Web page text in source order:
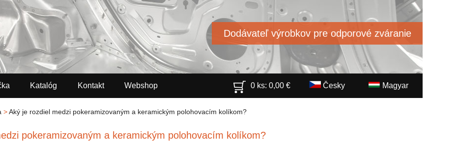
Dodávateľ výrobkov pre odporové zváranie
Katalóg Kontakt Webshop Magyar
Česky
0 ks:0,00€
>Aký je rozdiel medzi pokeramizovaným a keramickým polohovacím kolíkom?
pokeramizovaným a keramickým polohovacím kolíkom?